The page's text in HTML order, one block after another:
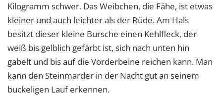
Kilogramm schwer. Das Weibchen, die Fähe, ist etwas
kleiner und auch leichter als der Rüde. Am Hals
besitzt dieser kleine Bursche einen Kehlfleck, der
weiß bis gelblich gefärbt ist, sich nach unten hin
gabelt und bis auf die Vorderbeine reichen kann. Man
kann den Steinmarder in der Nacht gut an seinem
buckeligen Lauf erkennen.